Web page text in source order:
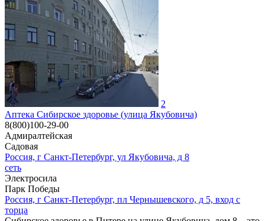
2
Аптека Сибирское здоровье (улица Якубовича)
8(800)100-29-00
Адмиралтейская
Садовая
Россия, г Санкт-Петербург, ул Якубовича, д 8
сеть
Электросила
Парк Победы
Россия, г Санкт-Петербург, пл Чернышевского, д 5, вход с
торца